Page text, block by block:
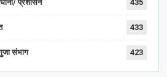
प्रशासन 435
433
संभाग 423